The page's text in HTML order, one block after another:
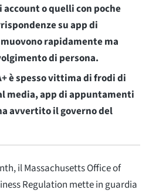
o quelli con poche
su app di
rapidamente ma
di persona.
è spesso vittima di frodi di
media, app di appuntamenti
avvertito il governo del
il Massachusetts Office of
Regulation mette in guardia